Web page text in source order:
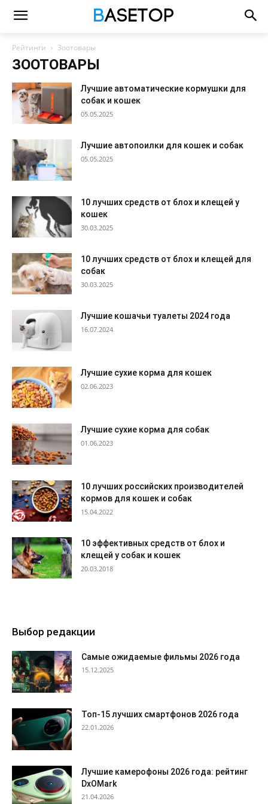
Рейтинги Зоотовары
ЗООТОВАРЫ
Лучшие автоматические кормушки для
собак и кошек
05.05.2025
Лучшие автопоилки для кошек и собак
05.05.2025
10 лучших средств от блох и клещей у
кошек
30.03.2025
10 лучших средств от блох и клещей для
собак
30.03.2025
Лучшие кошачьи туалеты 2024 года
16.07.2024
Лучшие сухие корма для кошек
02.06.2023
Лучшие сухие корма для собак
01.06.2023
10 лучших российских производителей
кормов для кошек и собак
15.04.2022
10 эффективных средств от блох и
клещей у собак и кошек
20.03.2018
Выбор редакции
Самые ожидаемые фильмы 2026 года
15.12.2025
Топ-15 лучших смартфонов 2026 года
22.01.2026
Лучшие камерофоны 2026 года: рейтинг
DxOMark
21.04.2026